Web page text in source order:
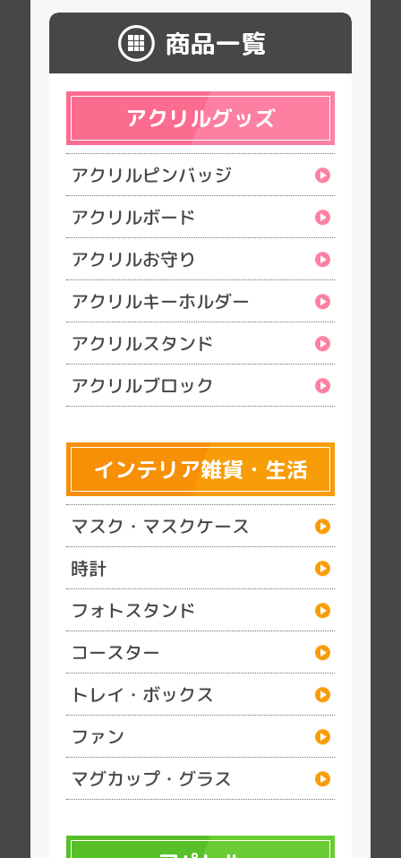
商品一覧
アクリルグッズ
アクリルピンバッジ
アクリルボード
アクリルお守り
アクリルキーホルダー
アクリルスタンド
アクリルブロック
インテリア雑貨・生活
マスク・マスクケース
時計
フォトスタンド
コースター
トレイ・ボックス
ファン
マグカップ・グラス